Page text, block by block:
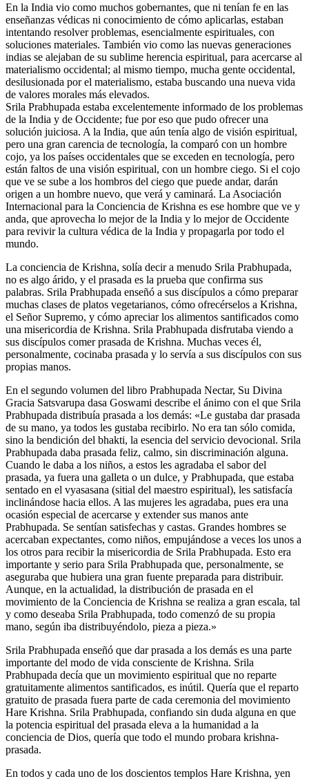
En la India vio como muchos gobernantes, que ni tenían fe en las
enseñanzas védicas ni conocimiento de cómo aplicarlas, estaban
intentando resolver problemas, esencialmente espirituales, con
soluciones materiales. También vio como las nuevas generaciones
indias se alejaban de su sublime herencia espiritual, para acercarse al
materialismo occidental; al mismo tiempo, mucha gente occidental,
desilusionada por el materialismo, estaba buscando una nueva vida
de valores morales más elevados.
Srila Prabhupada estaba excelentemente informado de los problemas
de la India y de Occidente; fue por eso que pudo ofrecer una
solución juiciosa. A la India, que aún tenía algo de visión espiritual,
pero una gran carencia de tecnología, la comparó con un hombre
cojo, ya los países occidentales que se exceden en tecnología, pero
están faltos de una visión espiritual, con un hombre ciego. Si el cojo
que ve se sube a los hombros del ciego que puede andar, darán
origen a un hombre nuevo, que verá y caminará. La Asociación
Internacional para la Conciencia de Krishna es ese hombre que ve y
anda, que aprovecha lo mejor de la India y lo mejor de Occidente
para revivir la cultura védica de la India y propagarla por todo el
mundo.
La conciencia de Krishna, solía decir a menudo Srila Prabhupada,
no es algo árido, y el prasada es la prueba que confirma sus
palabras. Srila Prabhupada enseñó a sus discípulos a cómo preparar
muchas clases de platos vegetarianos, cómo ofrecérselos a Krishna,
el Señor Supremo, y cómo apreciar los alimentos santificados como
una misericordia de Krishna. Srila Prabhupada disfrutaba viendo a
sus discípulos comer prasada de Krishna. Muchas veces él,
personalmente, cocinaba prasada y lo servía a sus discípulos con sus
propias manos.
En el segundo volumen del libro Prabhupada Nectar, Su Divina
Gracia Satsvarupa dasa Goswami describe el ánimo con el que Srila
Prabhupada distribuía prasada a los demás: «Le gustaba dar prasada
de su mano, ya todos les gustaba recibirlo. No era tan sólo comida,
sino la bendición del bhakti, la esencia del servicio devocional. Srila
Prabhupada daba prasada feliz, calmo, sin discriminación alguna.
Cuando le daba a los niños, a estos les agradaba el sabor del
prasada, ya fuera una galleta o un dulce, y Prabhupada, que estaba
sentado en el vyasasana (sitial del maestro espiritual), les satisfacía
inclinándose hacia ellos. A las mujeres les agradaba, pues era una
ocasión especial de acercarse y extender sus manos ante
Prabhupada. Se sentían satisfechas y castas. Grandes hombres se
acercaban expectantes, como niños, empujándose a veces los unos a
los otros para recibir la misericordia de Srila Prabhupada. Esto era
importante y serio para Srila Prabhupada que, personalmente, se
aseguraba que hubiera una gran fuente preparada para distribuir.
Aunque, en la actualidad, la distribución de prasada en el
movimiento de la Conciencia de Krishna se realiza a gran escala, tal
y como deseaba Srila Prabhupada, todo comenzó de su propia
mano, según iba distribuyéndolo, pieza a pieza.»
Srila Prabhupada enseñó que dar prasada a los demás es una parte
importante del modo de vida consciente de Krishna. Srila
Prabhupada decía que un movimiento espiritual que no reparte
gratuitamente alimentos santificados, es inútil. Quería que el reparto
gratuito de prasada fuera parte de cada ceremonia del movimiento
Hare Krishna. Srila Prabhupada, confiando sin duda alguna en que
la potencia espiritual del prasada eleva a la humanidad a la
conciencia de Dios, quería que todo el mundo probara krishna-
prasada.
En todos y cada uno de los doscientos templos Hare Krishna, yen